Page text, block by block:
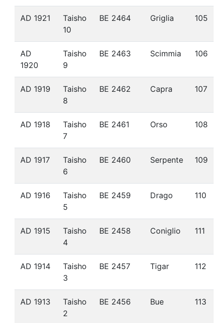
AD 1921
Taisho
10
BE 2464 Griglia 105
AD
1920
Taisho
9
BE 2463 Scimmia 106
AD 1919
Taisho
8
BE 2462 Capra 107
AD 1918
Taisho
7
BE 2461 Orso 108
AD 1917
Taisho
6
BE 2460 Serpente 109
AD 1916
Taisho
5
BE 2459 Drago 110
AD 1915
Taisho
4
BE 2458 Coniglio 111
AD 1914
Taisho
3
BE 2457 Tigar 112
AD 1913
Taisho
2
BE 2456 Bue 113